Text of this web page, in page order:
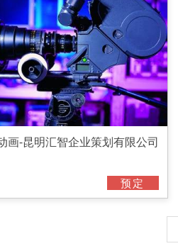
画-昆明汇智企业策划有限公司
预定